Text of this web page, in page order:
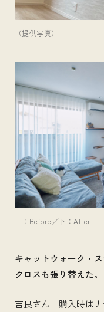
（提供写真）
上：Before／下：After
キャットウォーク・
クロスも張り替えた。
吉良さん「購入時は